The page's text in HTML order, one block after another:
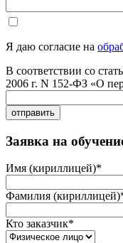
Я даю согласие на
В соответствии со
2006 г. N 152-ФЗ «О
отправить
Заявка на
Имя (кириллицей)*
Фамилия (кириллицей)
Кто заказчик*